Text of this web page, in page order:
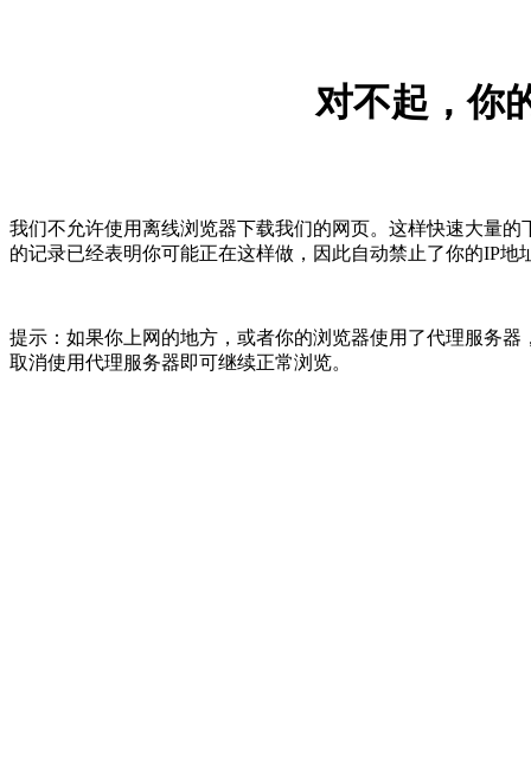
对不起，你
我们不允许使用离线浏览器下载我们的网页。这样快速大量
的记录已经表明你可能正在这样做，因此自动禁止了你的IP
提示：如果你上网的地方，或者你的浏览器使用了代理服务
取消使用代理服务器即可继续正常浏览。